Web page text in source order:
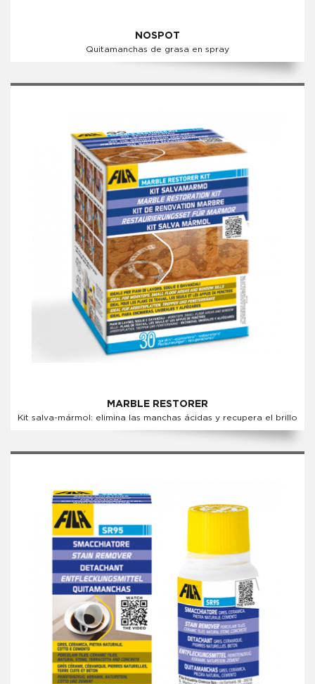
NOSPOT
Quitamanchas de grasa en spray
MARBLE RESTORER
Kit salva-mármol: elimina las manchas ácidas y recupera el brillo